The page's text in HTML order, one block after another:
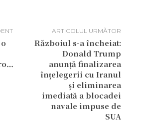
ARTICOLUL URMĂTOR
Războiul s-a încheiat:
Donald Trump
anunță finalizarea
înțelegerii cu Iranul
și eliminarea
imediată a blocadei
navale impuse de
SUA